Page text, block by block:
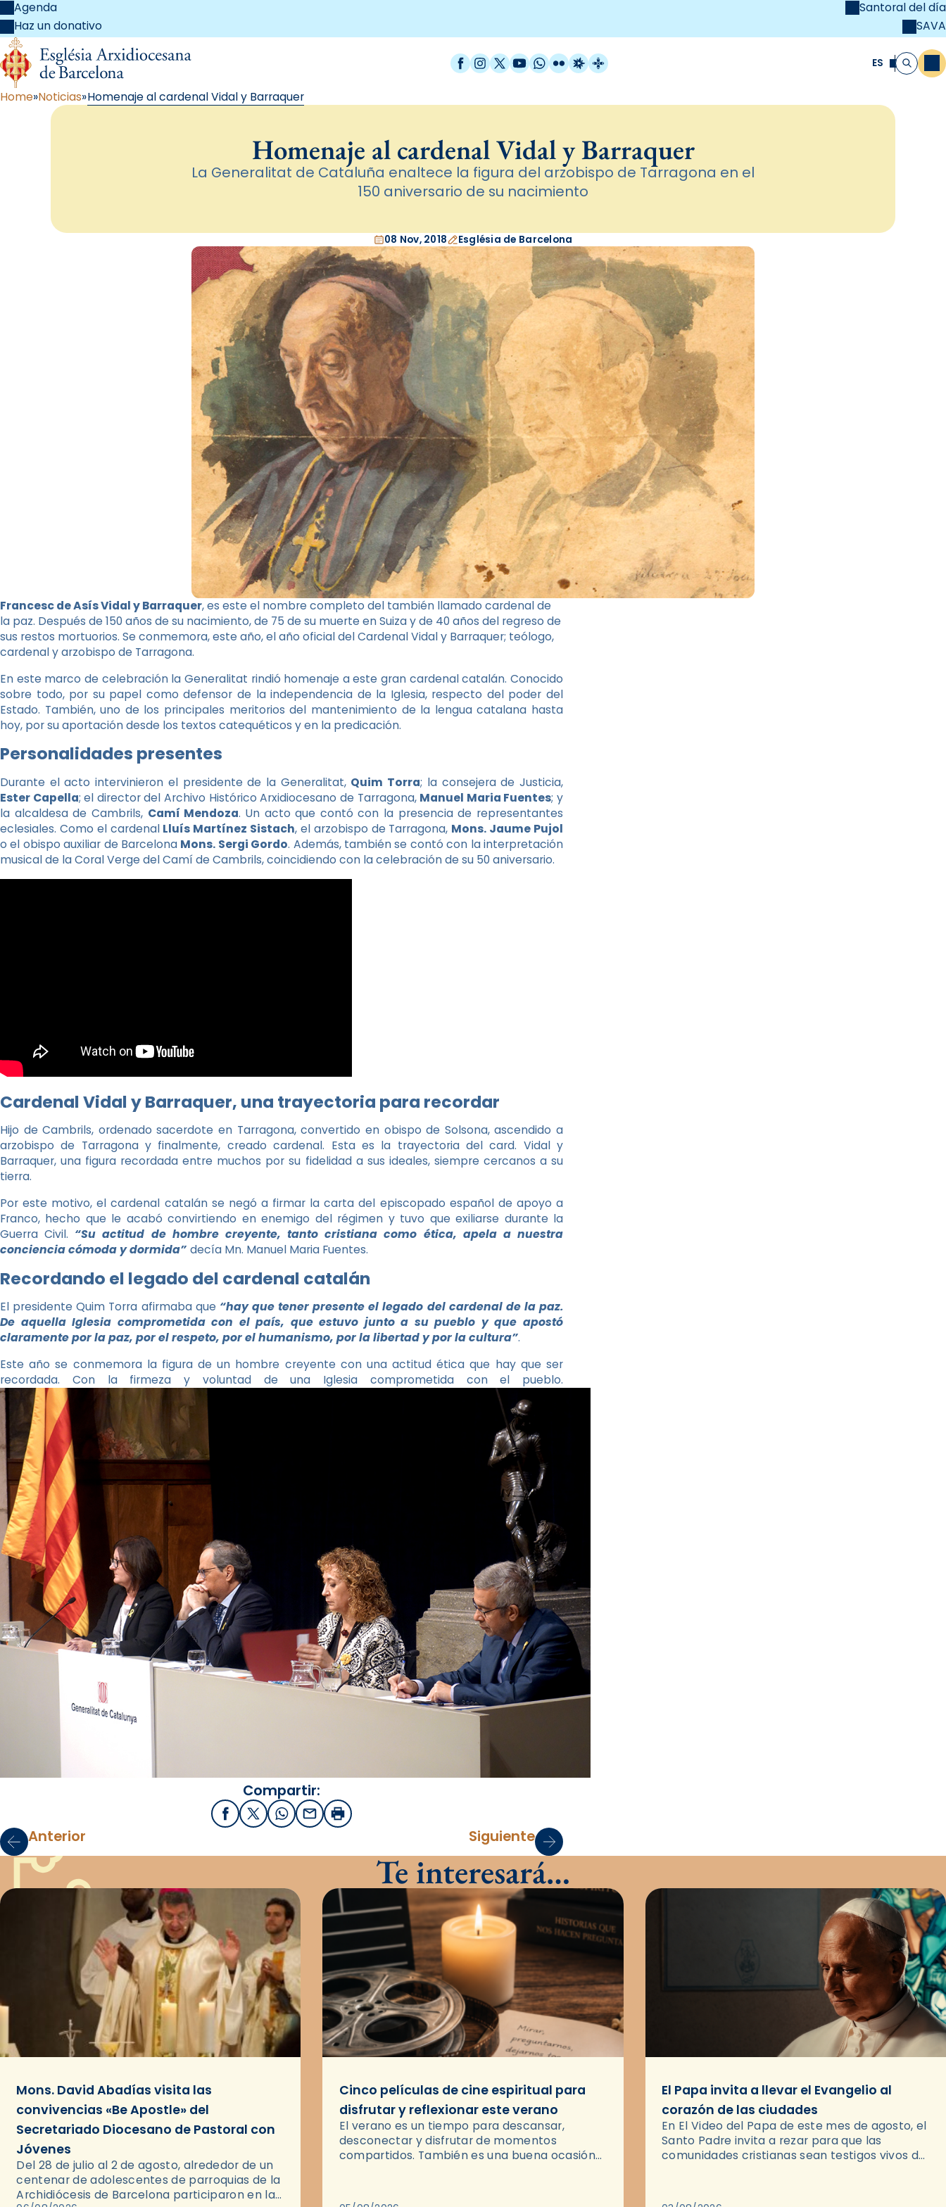
Agenda
Haz un donativo
Santoral del día
SAVA
Facebook
Instagram
X / Twitter
YouTube
WhatsApp
FlickrRadio Estel
Catalunya Cristiana ES Buscar
Home Noticias Homenaje al cardenal Vidal y Barraquer
Homenaje al cardenal Vidal y Barraquer
La Generalitat de Cataluña enaltece la figura del arzobispo de Tarragona en el
150 aniversario de su nacimiento
08 Nov, 2018 Església de Barcelona
Francesc de Asís Vidal y Barraquer, es este el nombre completo del también llamado cardenal de
la paz. Después de 150 años de su nacimiento, de 75 de su muerte en Suiza y de 40 años del regreso de
sus restos mortuorios. Se conmemora, este año, el año oficial del Cardenal Vidal y Barraquer; teólogo,
cardenal y arzobispo de Tarragona.
En este marco de celebración la Generalitat rindió homenaje a este gran cardenal catalán. Conocido
sobre todo, por su papel como defensor de la independencia de la Iglesia, respecto del poder del
Estado. También, uno de los principales meritorios del mantenimiento de la lengua catalana hasta
hoy, por su aportación desde los textos catequéticos y en la predicación.
Personalidades presentes
Durante el acto intervinieron el presidente de la Generalitat, Quim Torra; la consejera de Justicia,
Ester Capella; el director del Archivo Histórico Arxidiocesano de Tarragona, Manuel Maria Fuentes; y
la alcaldesa de Cambrils, Camí Mendoza. Un acto que contó con la presencia de representantes
eclesiales. Como el cardenal Lluís Martínez Sistach, el arzobispo de Tarragona, Mons. Jaume Pujol
o el obispo auxiliar de Barcelona Mons. Sergi Gordo. Además, también se contó con la interpretación
musical de la Coral Verge del Camí de Cambrils, coincidiendo con la celebración de su 50 aniversario.
Cardenal Vidal y Barraquer, una trayectoria para recordar
Hijo de Cambrils, ordenado sacerdote en Tarragona, convertido en obispo de Solsona, ascendido a
arzobispo de Tarragona y finalmente, creado cardenal. Esta es la trayectoria del card. Vidal y
Barraquer, una figura recordada entre muchos por su fidelidad a sus ideales, siempre cercanos a su
tierra.
Por este motivo, el cardenal catalán se negó a firmar la carta del episcopado español de apoyo a
Franco, hecho que le acabó convirtiendo en enemigo del régimen y tuvo que exiliarse durante la
Guerra Civil. “Su actitud de hombre creyente, tanto cristiana como ética, apela a nuestra
conciencia cómoda y dormida” decía Mn. Manuel Maria Fuentes.
Recordando el legado del cardenal catalán
El presidente Quim Torra afirmaba que “hay que tener presente el legado del cardenal de la paz.
De aquella Iglesia comprometida con el país, que estuvo junto a su pueblo y que apostó
claramente por la paz, por el respeto, por el humanismo, por la libertad y por la cultura”.
Este año se conmemora la figura de un hombre creyente con una actitud ética que hay que ser
recordada. Con la firmeza y voluntad de una Iglesia comprometida con el pueblo.
Compartir:
FacebookX / Twitter
WhatsApp
EmailImprimir
Anterior Siguiente
Te interesará…
Mons. David Abadías visita las
convivencias «Be Apostle» del
Secretariado Diocesano de Pastoral con
Jóvenes
Del 28 de julio al 2 de agosto, alrededor de un
centenar de adolescentes de parroquias de la
Archidiócesis de Barcelona participaron en las
Cinco películas de cine espiritual para
disfrutar y reflexionar este verano
El verano es un tiempo para descansar,
desconectar y disfrutar de momentos
compartidos. También es una buena ocasión
El Papa invita a llevar el Evangelio al
corazón de las ciudades
En El Video del Papa de este mes de agosto, el
Santo Padre invita a rezar para que las
comunidades cristianas sean testigos vivos del